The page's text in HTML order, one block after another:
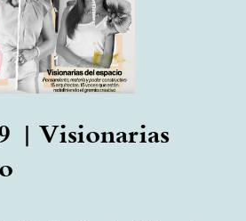
| Visionarias